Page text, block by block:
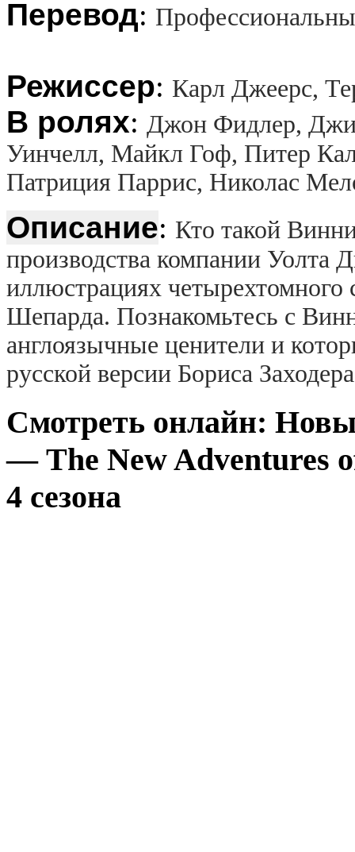
Перевод:
Режиссер: Карл Джеерс,
В ролях: Джон Фидлер,
Уинчелл, Майкл Гоф, Питер
Патриция Паррис, Николас
Описание: Кто такой
производства компании Уолта
иллюстрациях
Шепарда. Познакомьтесь с
англоязычные ценители и
русской версии Бориса
Смотреть онлайн:
— The New Adventures
4 сезона